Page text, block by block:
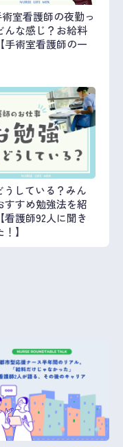
術室看護師の夜勤っ
んな感じ？お給料
手術室看護師の一
うしている？みん
すすめ勉強法を紹
看護師92人に聞き
】